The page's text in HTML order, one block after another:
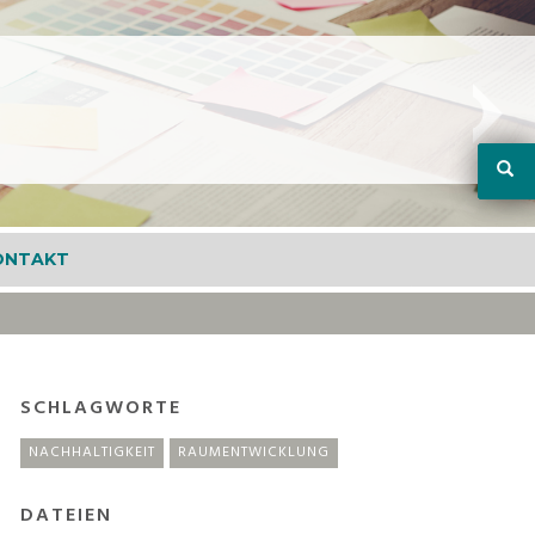
SCHLAGWORTE
NACHHALTIGKEIT RAUMENTWICKLUNG
DATEIEN